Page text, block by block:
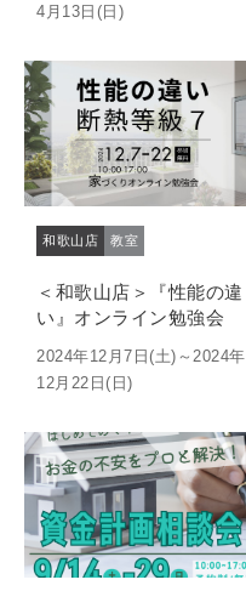
4月13日(日)
和歌山店 教室
＜和歌山店＞『性能の違
い』オンライン勉強会
2024年12月7日(土)～2024年
12月22日(日)